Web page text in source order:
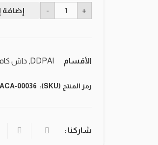
-
كمية
MINI
2X
+ إضافة
الأقسام DDPAI
, داش كام
رمز المنتج (SKU): 00036
شاركنا :